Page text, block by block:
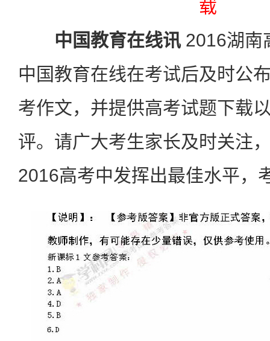
载
中国教育在线讯2016湖南
中国教育在线在考试后及时公
考作文，并提供高考试题下载
评。请广大考生家长及时关注
2016高考中发挥出最佳水平，